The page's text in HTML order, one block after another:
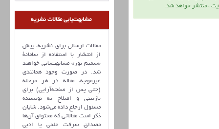
، منتشر خواهد شد.
مشابهت‌یابی مقالات نشریه
مقالات ارسالی برای نشریه، پیش
از انتشار با استفاده از سامانۀ
«سمیم نور» مشابهت‌یابی خواهند
شد. در صورت وجود همانندی
غیرموجه، مقاله در هر مرحله
(حتی پس از صفحه‌آرایی) برای
بازبینی و اصلاح به نویسنده
مسئول ارجاع داده می‌شود. شایان
ذکر است مقالاتی که محتوای آن‌ها
مصداق سرقت علمی یا ادبی